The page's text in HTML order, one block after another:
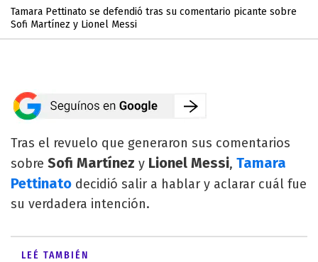
Tamara Pettinato se defendió tras su comentario picante sobre
Sofi Martínez y Lionel Messi
Tras el revuelo que generaron sus comentarios
sobre Sofi Martínez y Lionel Messi, Tamara
Pettinato decidió salir a hablar y aclarar cuál fue
su verdadera intención.
LEÉ TAMBIÉN